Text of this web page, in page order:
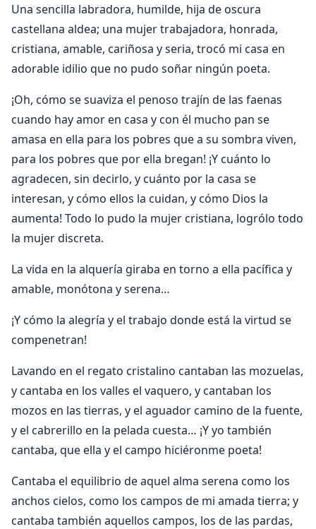
Una sencilla labradora, humilde, hija de oscura
castellana aldea; una mujer trabajadora, honrada,
cristiana, amable, cariñosa y seria, trocó mi casa en
adorable idilio que no pudo soñar ningún poeta.
¡Oh, cómo se suaviza el penoso trajín de las faenas
cuando hay amor en casa y con él mucho pan se
amasa en ella para los pobres que a su sombra viven,
para los pobres que por ella bregan! ¡Y cuánto lo
agradecen, sin decirlo, y cuánto por la casa se
interesan, y cómo ellos la cuidan, y cómo Dios la
aumenta! Todo lo pudo la mujer cristiana, logrólo todo
la mujer discreta.
La vida en la alquería giraba en torno a ella pacífica y
amable, monótona y serena…
¡Y cómo la alegría y el trabajo donde está la virtud se
compenetran!
Lavando en el regato cristalino cantaban las mozuelas,
y cantaba en los valles el vaquero, y cantaban los
mozos en las tierras, y el aguador camino de la fuente,
y el cabrerillo en la pelada cuesta… ¡Y yo también
cantaba, que ella y el campo hiciéronme poeta!
Cantaba el equilibrio de aquel alma serena como los
anchos cielos, como los campos de mi amada tierra; y
cantaba también aquellos campos, los de las pardas,